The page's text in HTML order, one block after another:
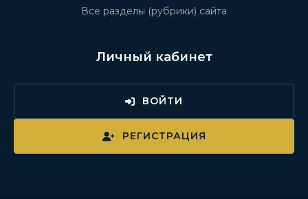
Все разделы (рубрики) сайта
Личный кабинет
ВОЙТИ
РЕГИСТРАЦИЯ